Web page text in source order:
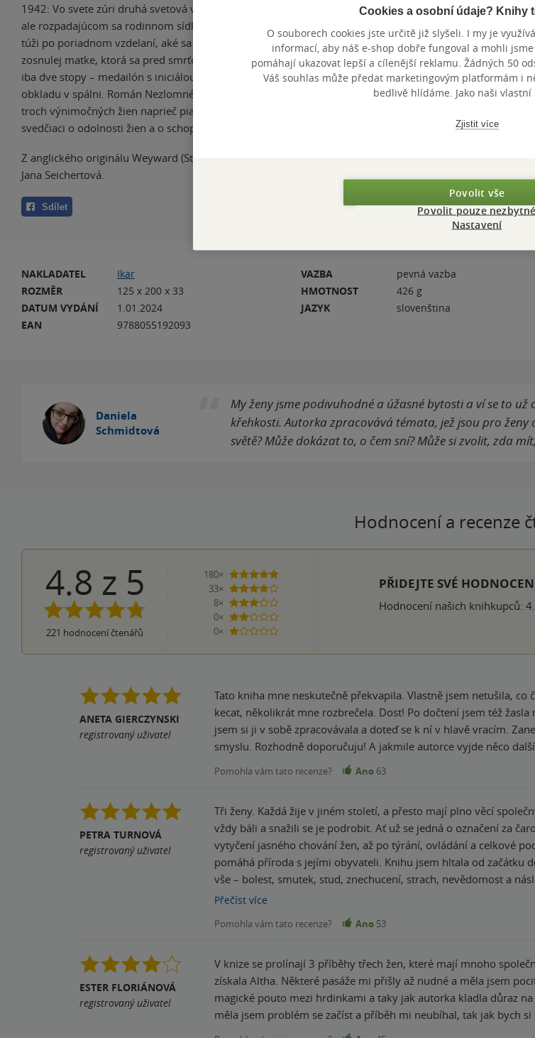
1942: Vo svete zúri druhá svetová vojna a Violet je uväznená v pôsobivom,
ale rozpadajúcom sa rodinnom sídle. Zviazaná spoločenskými konvenciami
túži po poriadnom vzdelaní, aké sa dostáva jej bratovi, ale aj po dávno
zosnulej matke, ktorá sa pred smrťou údajne zbláznila. Violet po nej našla
iba dve stopy – medailón s iniciálou W a slovo „Weyward“ vyškriabané do
obkladu v spálni. Román Nezlomné, v ktorom Emilia Hart prepletá príbehy
troch výnimočných žien naprieč piatimi storočiami, ponúka strhujúci príbeh,
svedčiaci o odolnosti žien a o schopnosti prírodného sveta meniť život ľudí.
Z anglického originálu Weyward (St. Martin’s Press, New York 2023) preložila
Jana Seichertová.
Sdílet
NAKLADATEL
Ikar
ROZMĚR
125 x 200 x 33
DATUM VYDÁNÍ
1.01.2024
EAN
9788055192093
VAZBA
pevná vazba
HMOTNOST
426 g
JAZYK
slovenština
Daniela
Schmidtová
My ženy jsme podivuhodné a úžasné bytosti a ví se to
křehkosti. Autorka zpracovává témata, jež jsou pro ženy
světě? Může dokázat to, o čem sní? Může si zvolit, zda
Hodnocení a recenze
4.8 z 5
221 hodnocení čtenářů
180×
5 hvězdiček
33×
4 hvězdičky
8×
3 hvězdičky
0×
2 hvězdičky
0×
1 hvezdička
PŘIDEJTE SVÉ
Hodnocení našich knihkupců:
ANETA GIERCZYNSKI
registrovaný uživatel
Tato kniha mne neskutečně překvapila. Vlastně jsem netušila, co čekat, ale
kecat, několikrát mne rozbrečela. Dost! Po dočtení jsem též
jsem si ji v sobě zpracovávala a doteď se k ní v hlavě vracím.
smyslu. Rozhodně doporučuju! A jakmile autorce vyjde něco
Pomohla vám tato recenze? Ano 63
PETRA TURNOVÁ
registrovaný uživatel
Tři ženy. Každá žije v jiném století, a přesto mají plno věcí společných. Neskutečně silný příběh o boji žen proti mužům.
vždy báli a snažili se je podrobit. Ať už se jedná o označení za
vytyčení jasného chování žen, až po týrání, ovládání a celkové podrobení ženy v životě
pomáhá příroda s jejími obyvateli. Knihu jsem hltala od začátku do konce. Příběh všech žen byl neskutečný, prožívala jsem s nimi
vše – bolest, smutek, stud, znechucení, strach, nevědomost a
Skvělá kniha, ke které se určitě v budoucnu vrátím. Silný příběh
Přečíst více
Pomohla vám tato recenze? Ano 53
ESTER FLORIÁNOVÁ
registrovaný uživatel
V knize se prolínají 3 příběhy třech žen, které mají mnoho
získala Altha. Některé pasáže mi přišly až nudné a měla jsem pocit, že
magické pouto mezi hrdinkami a taky jak autorka kladla důraz na pouto mezi
měla jsem problém se začíst a příběh mi neubíhal, tak jak bych si
Cookies a osobní údaje? Knihy
O souborech cookies jste určitě již slyšeli. I my je
informací, aby náš e-shop dobře fungoval a mohli
pomáhají ukazovat lepší a cílenější reklamu. Žádných 50
Váš souhlas může předat marketingovým platformám i
bedlivě hlídáme. Jako naši
Zjistit více
Povolit vše
Povolit pouze
Nastavení